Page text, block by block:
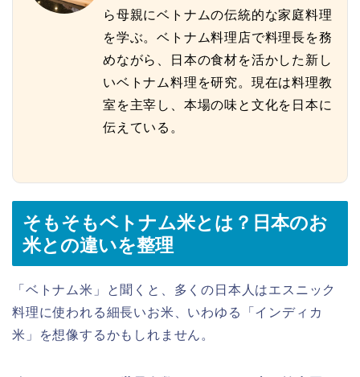
ら母親にベトナムの伝統的な家庭料理
を学ぶ。ベトナム料理店で料理長を務
めながら、日本の食材を活かした新し
いベトナム料理を研究。現在は料理教
室を主宰し、本場の味と文化を日本に
伝えている。
そもそもベトナム米とは？日本のお
米との違いを整理
「ベトナム米」と聞くと、多くの日本人はエスニック
料理に使われる細長いお米、いわゆる「インディカ
米」を想像するかもしれません。